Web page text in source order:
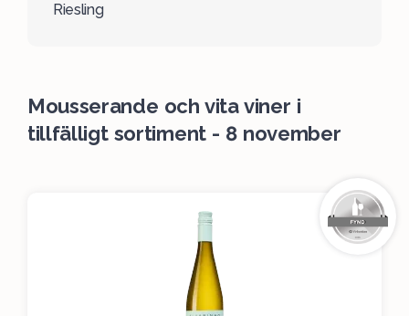
Riesling
Mousserande och vita viner i
tillfälligt sortiment - 8 november